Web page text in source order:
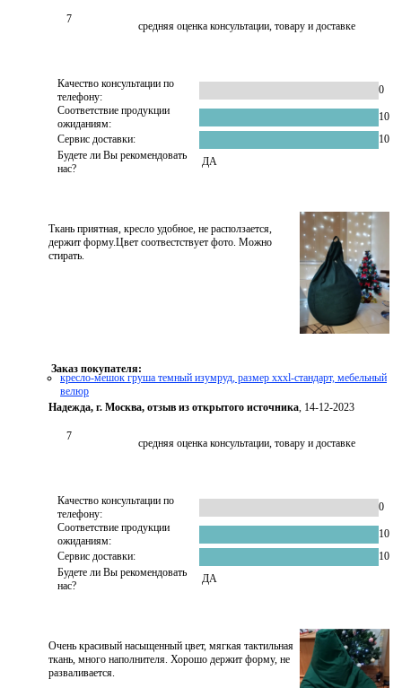
7
средняя оценка консультации, товару и доставке
Качество консультации по
телефону:
0
Соответствие продукции
ожиданиям:
10
Сервис доставки:
10
Будете ли Вы рекомендовать
нас?
ДА
Ткань приятная, кресло удобное, не расползается,
держит форму.Цвет соотвестствует фото. Можно
стирать.
Заказ покупателя:
кресло-мешок груша темный изумруд, размер xххl-стандарт, мебельный
велюр
Надежда, г. Москва, отзыв из открытого источника, 14-12-2023
7
средняя оценка консультации, товару и доставке
Качество консультации по
телефону:
0
Соответствие продукции
ожиданиям:
10
Сервис доставки:
10
Будете ли Вы рекомендовать
нас?
ДА
Очень красивый насыщенный цвет, мягкая тактильная
ткань, много наполнителя. Хорошо держит форму, не
разваливается.